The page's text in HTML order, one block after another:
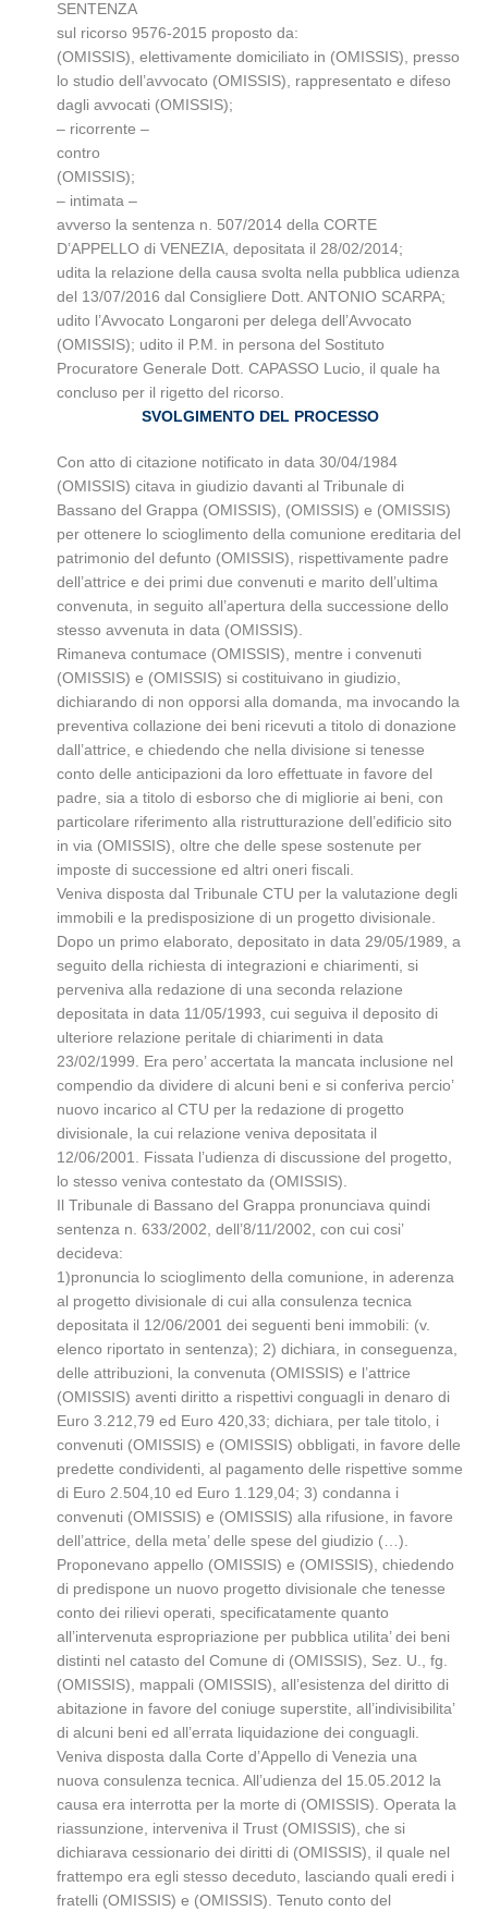
SENTENZA
sul ricorso 9576-2015 proposto da:
(OMISSIS), elettivamente domiciliato in (OMISSIS), presso
lo studio dell’avvocato (OMISSIS), rappresentato e difeso
dagli avvocati (OMISSIS);
– ricorrente –
contro
(OMISSIS);
– intimata –
avverso la sentenza n. 507/2014 della CORTE
D’APPELLO di VENEZIA, depositata il 28/02/2014;
udita la relazione della causa svolta nella pubblica udienza
del 13/07/2016 dal Consigliere Dott. ANTONIO SCARPA;
udito l’Avvocato Longaroni per delega dell’Avvocato
(OMISSIS); udito il P.M. in persona del Sostituto
Procuratore Generale Dott. CAPASSO Lucio, il quale ha
concluso per il rigetto del ricorso.
SVOLGIMENTO DEL PROCESSO
Con atto di citazione notificato in data 30/04/1984
(OMISSIS) citava in giudizio davanti al Tribunale di
Bassano del Grappa (OMISSIS), (OMISSIS) e (OMISSIS)
per ottenere lo scioglimento della comunione ereditaria del
patrimonio del defunto (OMISSIS), rispettivamente padre
dell’attrice e dei primi due convenuti e marito dell’ultima
convenuta, in seguito all’apertura della successione dello
stesso avvenuta in data (OMISSIS).
Rimaneva contumace (OMISSIS), mentre i convenuti
(OMISSIS) e (OMISSIS) si costituivano in giudizio,
dichiarando di non opporsi alla domanda, ma invocando la
preventiva collazione dei beni ricevuti a titolo di donazione
dall’attrice, e chiedendo che nella divisione si tenesse
conto delle anticipazioni da loro effettuate in favore del
padre, sia a titolo di esborso che di migliorie ai beni, con
particolare riferimento alla ristrutturazione dell’edificio sito
in via (OMISSIS), oltre che delle spese sostenute per
imposte di successione ed altri oneri fiscali.
Veniva disposta dal Tribunale CTU per la valutazione degli
immobili e la predisposizione di un progetto divisionale.
Dopo un primo elaborato, depositato in data 29/05/1989, a
seguito della richiesta di integrazioni e chiarimenti, si
perveniva alla redazione di una seconda relazione
depositata in data 11/05/1993, cui seguiva il deposito di
ulteriore relazione peritale di chiarimenti in data
23/02/1999. Era pero’ accertata la mancata inclusione nel
compendio da dividere di alcuni beni e si conferiva percio’
nuovo incarico al CTU per la redazione di progetto
divisionale, la cui relazione veniva depositata il
12/06/2001. Fissata l’udienza di discussione del progetto,
lo stesso veniva contestato da (OMISSIS).
Il Tribunale di Bassano del Grappa pronunciava quindi
sentenza n. 633/2002, dell’8/11/2002, con cui cosi’
decideva:
1)pronuncia lo scioglimento della comunione, in aderenza
al progetto divisionale di cui alla consulenza tecnica
depositata il 12/06/2001 dei seguenti beni immobili: (v.
elenco riportato in sentenza); 2) dichiara, in conseguenza,
delle attribuzioni, la convenuta (OMISSIS) e l’attrice
(OMISSIS) aventi diritto a rispettivi conguagli in denaro di
Euro 3.212,79 ed Euro 420,33; dichiara, per tale titolo, i
convenuti (OMISSIS) e (OMISSIS) obbligati, in favore delle
predette condividenti, al pagamento delle rispettive somme
di Euro 2.504,10 ed Euro 1.129,04; 3) condanna i
convenuti (OMISSIS) e (OMISSIS) alla rifusione, in favore
dell’attrice, della meta’ delle spese del giudizio (…).
Proponevano appello (OMISSIS) e (OMISSIS), chiedendo
di predispone un nuovo progetto divisionale che tenesse
conto dei rilievi operati, specificatamente quanto
all’intervenuta espropriazione per pubblica utilita’ dei beni
distinti nel catasto del Comune di (OMISSIS), Sez. U., fg.
(OMISSIS), mappali (OMISSIS), all’esistenza del diritto di
abitazione in favore del coniuge superstite, all’indivisibilita’
di alcuni beni ed all’errata liquidazione dei conguagli.
Veniva disposta dalla Corte d’Appello di Venezia una
nuova consulenza tecnica. All’udienza del 15.05.2012 la
causa era interrotta per la morte di (OMISSIS). Operata la
riassunzione, interveniva il Trust (OMISSIS), che si
dichiarava cessionario dei diritti di (OMISSIS), il quale nel
frattempo era egli stesso deceduto, lasciando quali eredi i
fratelli (OMISSIS) e (OMISSIS). Tenuto conto del